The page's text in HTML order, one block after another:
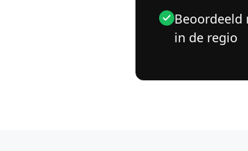
Beoordeeld
in de regio